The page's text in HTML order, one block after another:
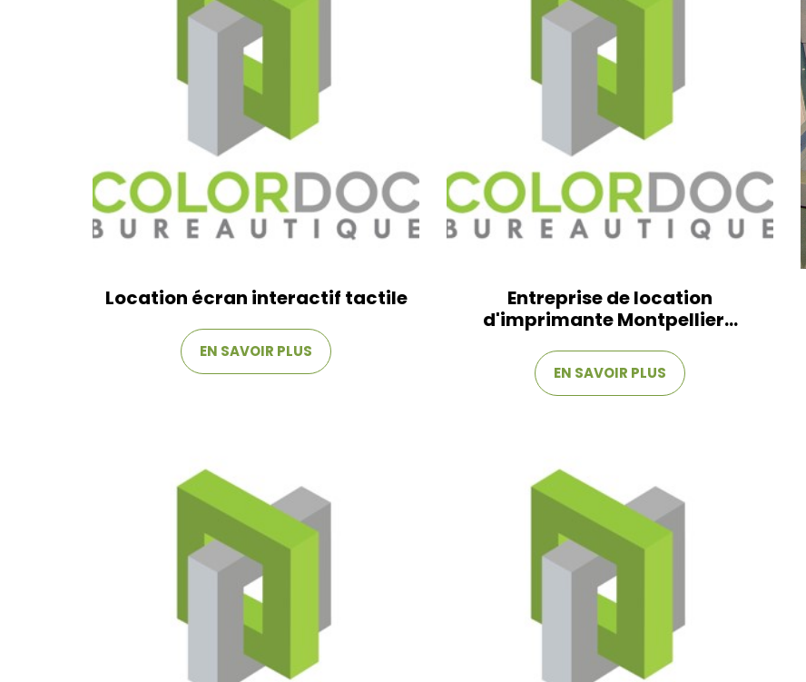
Location écran interactif tactile
EN SAVOIR PLUS
Entreprise de location
d'imprimante Montpellier...
EN SAVOIR PLUS